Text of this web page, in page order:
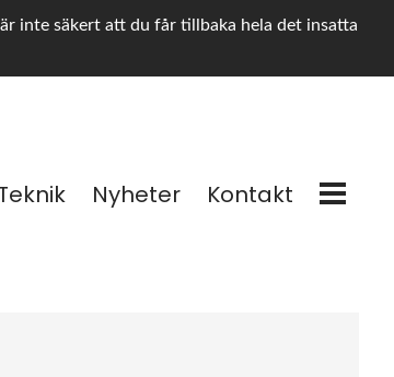
inte säkert att du får tillbaka hela det insatta
Nyheter Kontakt